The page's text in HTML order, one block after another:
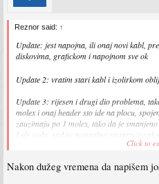
Reznor said: ↑
Update: jest napojna, ili onaj novi kabl,
diskovima, grafickom i napojnom sve ok
Update 2: vratim stari kabl i izolirkom
Update 3: rijesen i drugi dio problema,
molex i onaj header sto ide na plocu,
zauzimaju po 1 molex, tako da je smanjeno
I gle cuda, sad se normalno restartuje
ovo pravilo i random freezove ranije, npr
nece desavati nakon ovog "fixa"
Click to
Nakon dužeg vremena da napišem